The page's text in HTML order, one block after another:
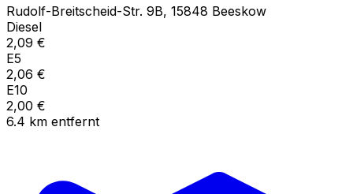
Rudolf-Breitscheid-Str. 9B, 15848 Beeskow
Diesel
2,09 €
E5
2,06 €
E10
2,00 €
6.4 km entfernt